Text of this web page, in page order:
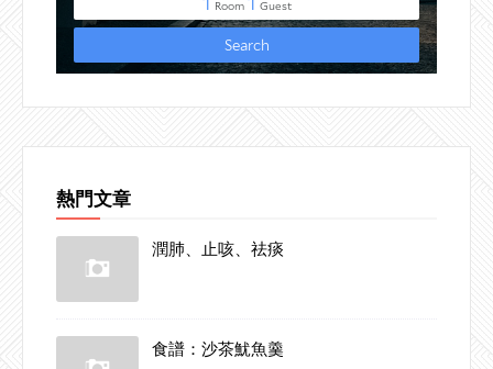
熱門文章
潤肺、止咳、祛痰
食譜：沙茶魷魚羹